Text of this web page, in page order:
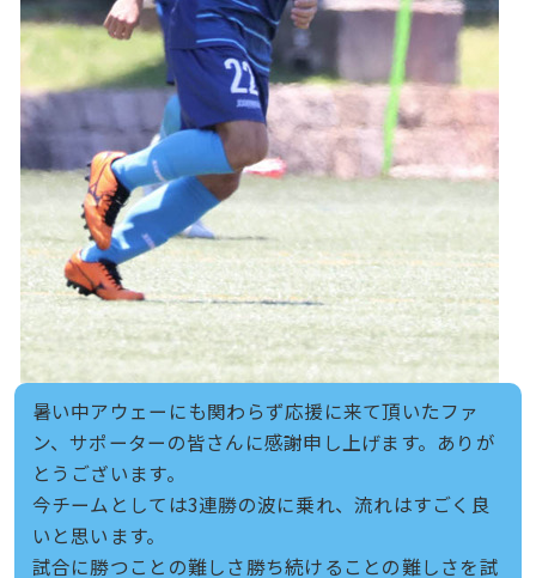
暑い中アウェーにも関わらず応援に来て頂いたファ
ン、サポーターの皆さんに感謝申し上げます。ありが
とうございます。
今チームとしては3連勝の波に乗れ、流れはすごく良
いと思います。
試合に勝つことの難しさ勝ち続けることの難しさを試